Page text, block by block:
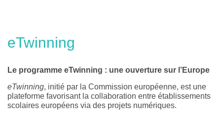
eTwinning
Le programme eTwinning : une ouverture sur l’Europe
eTwinning, initié par la Commission européenne, est une
plateforme favorisant la collaboration entre établissements
scolaires européens via des projets numériques.